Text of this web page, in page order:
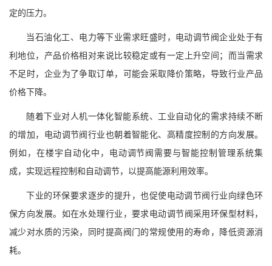
定的压力。
当石油化工、电力等下业需求旺盛时，电动调节阀企业处于有
利地位，产品价格相对来说比较稳定或有一定上升空间；而当需求
不足时，企业为了争取订单，可能会采取降价策略，导致行业产品
价格下降。
随着下业对人机一体化智能系统、工业自动化的需求持续不断
的增加，电动调节阀行业也朝着智能化、高精度控制的方向发展。
例如，在楼宇自动化中，电动调节阀需要与智能控制管理系统集
成，实现远程控制和自动调节，以提高能源利用效率。
下业的环保要求逐步的提升，也促使电动调节阀行业向绿色环
保方向发展。如在水处理行业，要求电动调节阀采用环保型材料，
减少对水质的污染，同时提高阀门的常规使用的寿命，降低资源消
耗。